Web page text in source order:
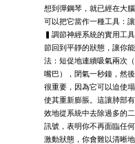
想到彈鋼琴，就已經在大
可以把它當作一種工具：
▍調節神經系統的實用工
節回到平靜的狀態，讓你
法：短促地連續吸氣兩次
嘴巴），閉氣一秒鐘，然
很重要，因為它可以迫使
使其重新膨脹。這讓肺部
效地從系統中去除過多的
訊號，表明你不再面臨任
激動狀態，你會難以清晰